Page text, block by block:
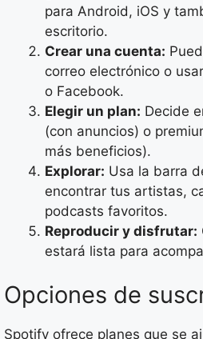
para Android, iOS y
escritorio.
Crear una cuenta:
correo electrónico o
o Facebook.
Elegir un plan: Decide
(con anuncios) o
más beneficios).
Explorar: Usa la barra
encontrar tus artistas,
podcasts favoritos.
Reproducir y disfrutar:
estará lista para
Opciones de
Spotify ofrece planes que se